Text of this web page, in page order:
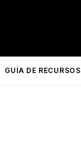
GUÍA DE RECURSOS